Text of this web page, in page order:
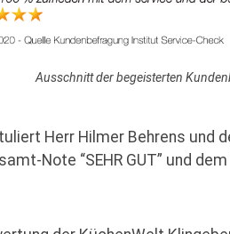
Ausschnitt der begeisterten
Herr Hilmer Behrens
Note “SEHR GUT” und